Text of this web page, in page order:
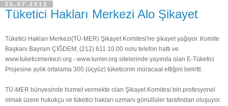
25.07.2012
Tüketici Hakları Merkezi Alo Şikayet
Tüketici Hakları Merkezi(TÜ-MER) Şikayet Komitesi'ne şikayet yağıyor. Komite
Başkanı Bayram ÇİĞDEM; (212) 611.10.00 nolu telefon hattı ve
www.tuketicimerkezi.org - www.tumer.org sitelerinde yayında olan E-Tüketici
Projesine aylık ortalama 300 (üçyüz) tüketicinin müracaat ettiğini belirtti.
TÜ-MER bünyesinde hizmet vermekte olan Şikayet Komitesi biri profesyonel
olmak üzere hukukçu ve tüketici hakları uzmanı gönüllüler tarafından oluşuyor.